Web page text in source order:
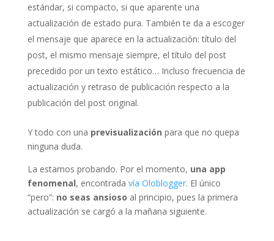
estándar, si compacto, si que aparente una
actualización de estado pura. También te da a escoger
el mensaje que aparece en la actualización: título del
post, el mismo mensaje siempre, el título del post
precedido por un texto estático… Incluso frecuencia de
actualización y retraso de publicación respecto a la
publicación del post original.
Y todo con una previsualización para que no quepa
ninguna duda.
La estamos probando. Por el momento, una app
fenomenal, encontrada vía Oloblogger. El único
“pero”: no seas ansioso al principio, pues la primera
actualización se cargó a la mañana siguiente.